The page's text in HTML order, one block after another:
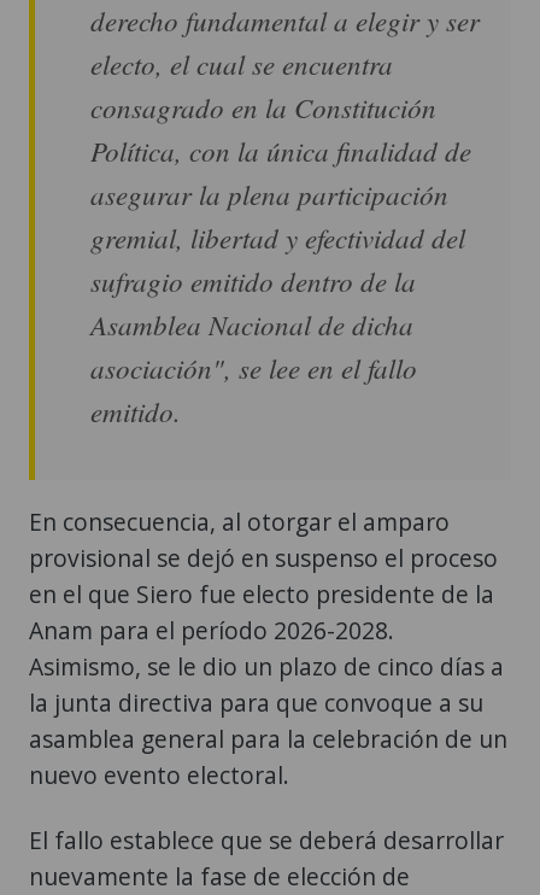
derecho fundamental a elegir y ser
electo, el cual se encuentra
consagrado en la Constitución
Política, con la única finalidad de
asegurar la plena participación
gremial, libertad y efectividad del
sufragio emitido dentro de la
Asamblea Nacional de dicha
asociación", se lee en el fallo
emitido.
En consecuencia, al otorgar el amparo
provisional se dejó en suspenso el proceso
en el que Siero fue electo presidente de la
Anam para el período 2026-2028.
Asimismo, se le dio un plazo de cinco días a
la junta directiva para que convoque a su
asamblea general para la celebración de un
nuevo evento electoral.
El fallo establece que se deberá desarrollar
nuevamente la fase de elección de